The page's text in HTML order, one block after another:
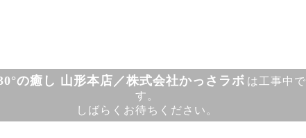
の癒し 山形本店／株式会社かっさラボ は工事中で
す。
しばらくお待ちください。